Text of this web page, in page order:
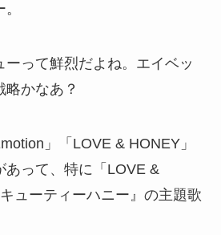
ーって鮮烈だよね。エイベッ
略かなあ？
」「LOVE & HONEY」
あって、特に「LOVE &
ューティーハニー』の主題歌